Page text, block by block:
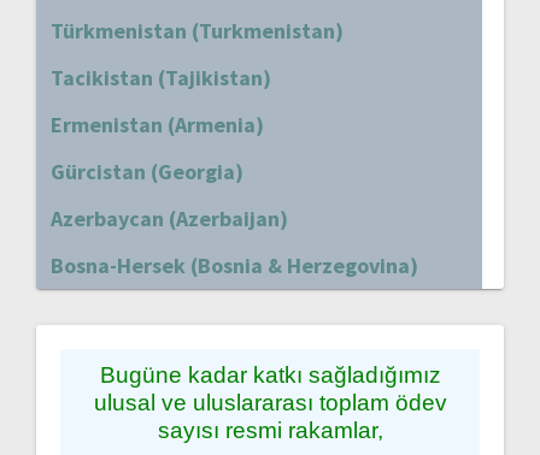
Türkmenistan (Turkmenistan)
Tacikistan (Tajikistan)
Ermenistan (Armenia)
Gürcistan (Georgia)
Azerbaycan (Azerbaijan)
Bosna-Hersek (Bosnia & Herzegovina)
Bugüne kadar katkı sağladığımız
ulusal ve uluslararası toplam ödev
sayısı resmi rakamlar,